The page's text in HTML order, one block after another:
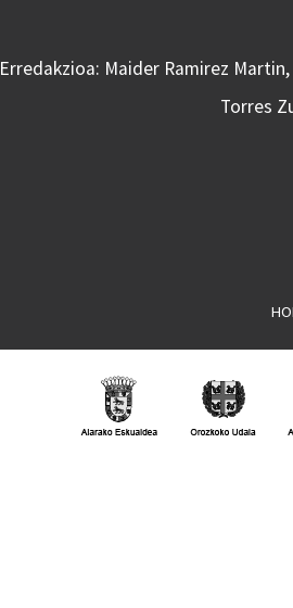
Erredakzioa: Maider Ramirez
Torres